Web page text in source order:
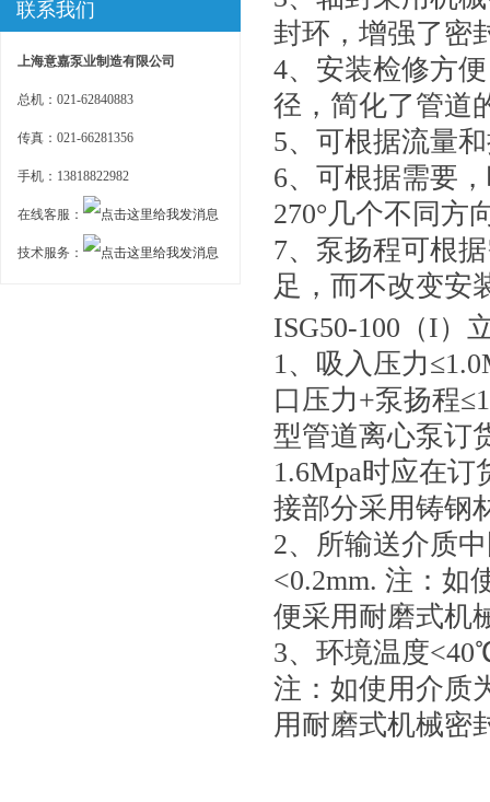
联系我们
上海意嘉泵业制造有限公司
总机：021-62840883
传真：021-66281356
手机：13818822982
在线客服：
技术服务：
封环，增强了密
4、安装检修方
径，简化了管道
5、可根据流量
6、可根据需要
270°几个不同方
7、泵扬程可根
足，而不改变安
ISG50-100（I）
1、吸入压力
口压力+泵扬程
型管道离心泵订
1.6Mpa时应在
接部分采用铸钢
2、所输送介质
<0.2mm. 注：如
便采用耐磨式机
3、环境温度
注：如使用介质
用耐磨式机械密